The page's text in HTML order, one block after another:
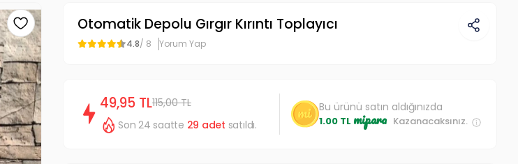
Otomatik Depolu Gırgır Kırıntı Toplayıcı
4.8/ 8 Yorum Yap
49,95 TL115,00 TL
Son 24 saatte 29 adet satıldı.
Bu ürünü satın aldığınızda
1.00 TL mipara Kazanacaksınız.